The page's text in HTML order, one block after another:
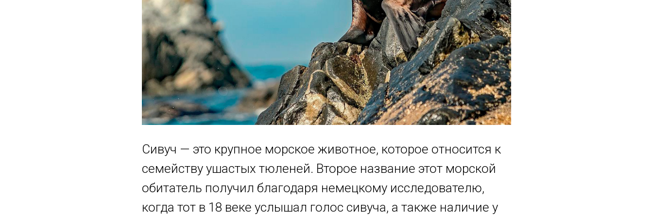
Сивуч — это крупное морское животное, которое относится к
семейству ушастых тюленей. Второе название этот морской
обитатель получил благодаря немецкому исследователю,
когда тот в 18 веке услышал голос сивуча, а также наличие у